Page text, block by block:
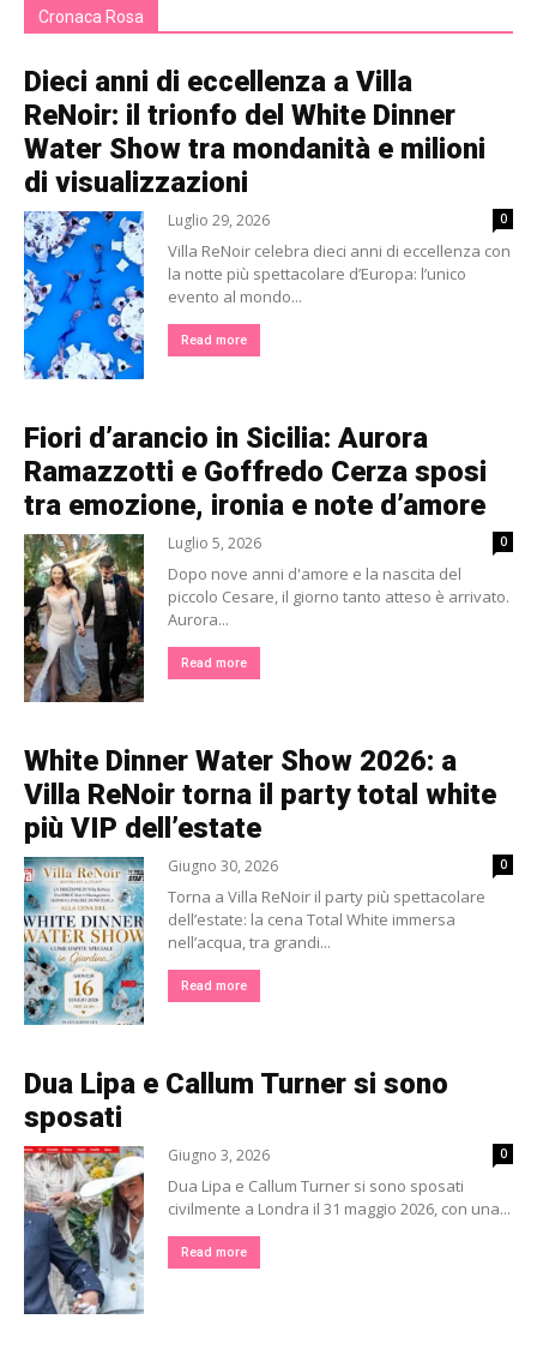
Cronaca Rosa
Dieci anni di eccellenza a Villa
ReNoir: il trionfo del White Dinner
Water Show tra mondanità e milioni
di visualizzazioni
Luglio 29, 2026 0
Villa ReNoir celebra dieci anni di eccellenza con
la notte più spettacolare d’Europa: l’unico
evento al mondo...
Read more
Fiori d’arancio in Sicilia: Aurora
Ramazzotti e Goffredo Cerza sposi
tra emozione, ironia e note d’amore
Luglio 5, 2026 0
Dopo nove anni d'amore e la nascita del
piccolo Cesare, il giorno tanto atteso è arrivato.
Aurora...
Read more
White Dinner Water Show 2026: a
Villa ReNoir torna il party total white
più VIP dell’estate
Giugno 30, 2026 0
Torna a Villa ReNoir il party più spettacolare
dell’estate: la cena Total White immersa
nell’acqua, tra grandi...
Read more
Dua Lipa e Callum Turner si sono
sposati
Giugno 3, 2026 0
Dua Lipa e Callum Turner si sono sposati
civilmente a Londra il 31 maggio 2026, con una...
Read more